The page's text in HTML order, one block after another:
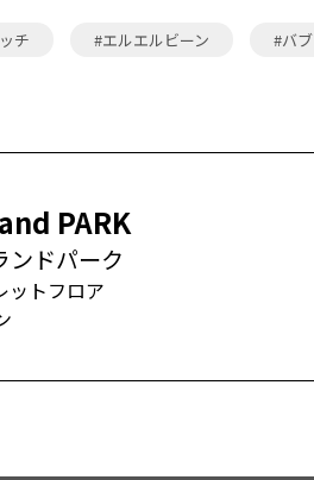
チ #エルエルビーン #バ
PARK
ンドパーク
ットフロア